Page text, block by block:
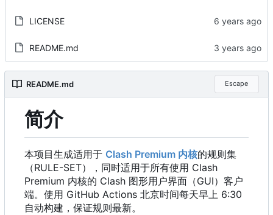
LICENSE
README.md
README.md Escape
简介
本项目生成适用于 Clash Premium 内核的规则集
（RULE-SET） ， 同时适用于所有使用 Clash
Premium 内核的 Clash 图形用户界面 （GUI） 客户
端。使用 GitHub Actions 北京时间每天早上 6:30
自动构建，保证规则最新。